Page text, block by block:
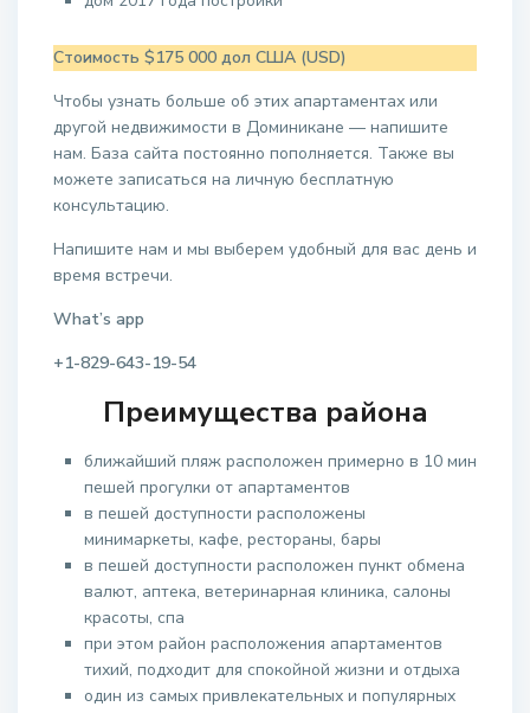
Стоимость $175 000 дол США (USD)
Чтобы узнать больше об этих апартаментах или
другой недвижимости в Доминикане — напишите
нам. База сайта постоянно пополняется. Также вы
можете записаться на личную бесплатную
консультацию.
Напишите нам и мы выберем удобный для вас день и
время встречи.
What’s app
+1-829-643-19-54
Преимущества района
ближайший пляж расположен примерно в 10 мин
пешей прогулки от апартаментов
в пешей доступности расположены
минимаркеты, кафе, рестораны, бары
в пешей доступности расположен пункт обмена
валют, аптека, ветеринарная клиника, салоны
красоты, спа
при этом район расположения апартаментов
тихий, подходит для спокойной жизни и отдыха
один из самых привлекательных и популярных